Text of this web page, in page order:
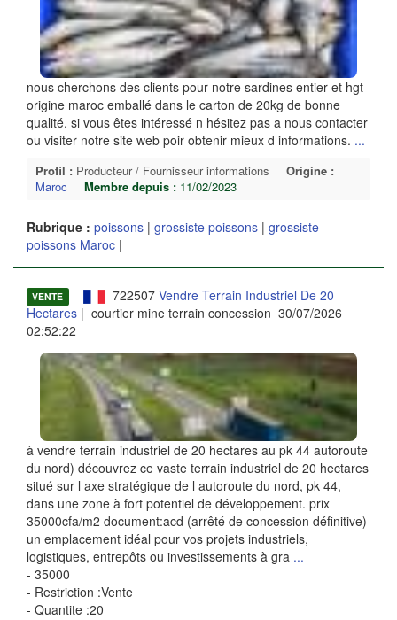
nous cherchons des clients pour notre sardines entier et hgt
origine maroc emballé dans le carton de 20kg de bonne
qualité. si vous êtes intéressé n hésitez pas a nous contacter
ou visiter notre site web poir obtenir mieux d informations. ...
Profil : Producteur / Fournisseur informations
Origine :
Maroc
Membre depuis : 11/02/2023
Rubrique : poissons | grossiste poissons | grossiste
poissons Maroc |
VENTE 722507 Vendre Terrain Industriel De 20
Hectares | courtier mine terrain concession 30/07/2026
02:52:22
à vendre terrain industriel de 20 hectares au pk 44 autoroute
du nord) découvrez ce vaste terrain industriel de 20 hectares
situé sur l axe stratégique de l autoroute du nord, pk 44,
dans une zone à fort potentiel de développement. prix
35000cfa/m2 document:acd (arrêté de concession définitive)
un emplacement idéal pour vos projets industriels,
logistiques, entrepôts ou investissements à gra ...
- 35000
- Restriction :Vente
- Quantite :20